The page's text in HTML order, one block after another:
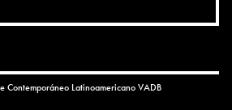
LatinoamericanoVADB